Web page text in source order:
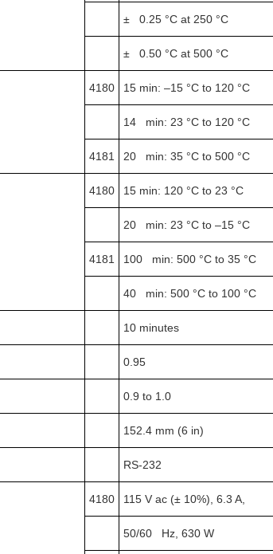
± 0.25 °C at 250 °C
± 0.50 °C at 500 °C
4180 15 min: –15 °C to 120 °C
14 min: 23 °C to 120 °C
4181 20 min: 35 °C to 500 °C
4180 15 min: 120 °C to 23 °C
20 min: 23 °C to –15 °C
4181 100 min: 500 °C to 35 °C
40 min: 500 °C to 100 °C
10 minutes
0.95
0.9 to 1.0
152.4 mm (6 in)
RS-232
4180 115 V ac (± 10%), 6.3 A,
50/60 Hz, 630 W